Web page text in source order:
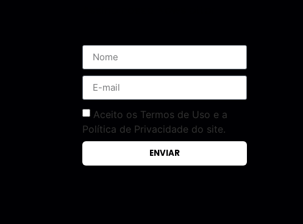
Aceito os Termos de Uso e a
Política de Privacidade do site.
ENVIAR